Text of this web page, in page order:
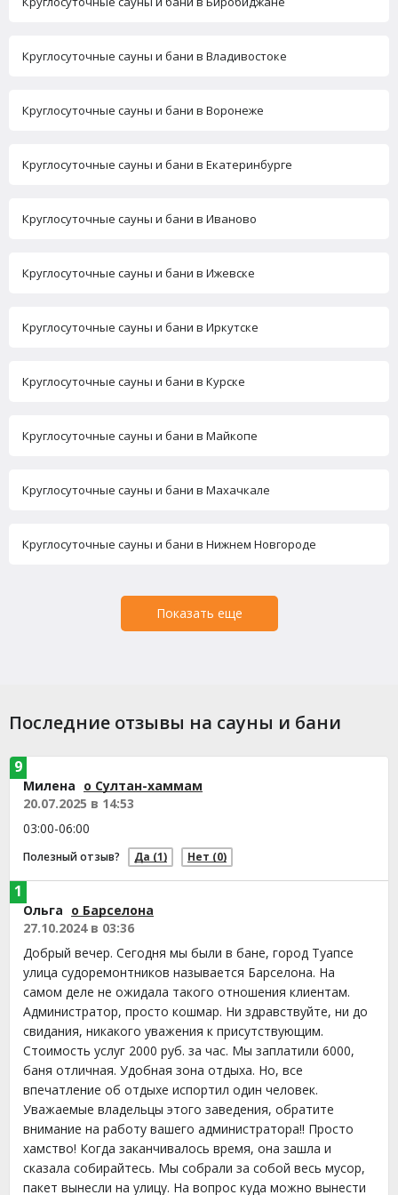
Круглосуточные сауны и бани в Владивостоке
Круглосуточные сауны и бани в Воронеже
Круглосуточные сауны и бани в Екатеринбурге
Круглосуточные сауны и бани в Иваново
Круглосуточные сауны и бани в Ижевске
Круглосуточные сауны и бани в Иркутске
Круглосуточные сауны и бани в Курске
Круглосуточные сауны и бани в Майкопе
Круглосуточные сауны и бани в Махачкале
Круглосуточные сауны и бани в Нижнем Новгороде
Показать еще
Последние отзывы на сауны и бани
Милена о Султан-хаммам
20.07.2025 в 14:53
03:00-06:00
Полезный отзыв? Да (1) Нет (0)
9
Ольга о Барселона
27.10.2024 в 03:36
Добрый вечер. Сегодня мы были в бане, город Туапсе
улица судоремонтников называется Барселона. На
самом деле не ожидала такого отношения клиентам.
Администратор, просто кошмар. Ни здравствуйте, ни до
свидания, никакого уважения к присутствующим.
Стоимость услуг 2000 руб. за час. Мы заплатили 6000,
баня отличная. Удобная зона отдыха. Но, все
впечатление об отдыхе испортил один человек.
Уважаемые владельцы этого заведения, обратите
внимание на работу вашего администратора!! Просто
хамство! Когда заканчивалось время, она зашла и
сказала собирайтесь. Мы собрали за собой весь мусор,
пакет вынесли на улицу. На вопрос куда можно вынести
1